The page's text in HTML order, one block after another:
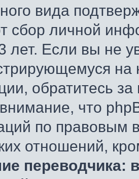
вида
сбор личной
лет. Если вы не
обратитесь
что
по правовым
отношений,
переводчика: